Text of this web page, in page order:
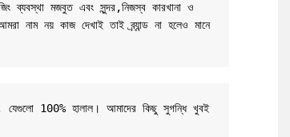
ব্যবস্থা মজবুত এবং সুন্দর,নিজস্ব কারখানা ও
নাম নয় কাজ দেখাই তাই ব্র্যান্ড না হলেও মানে
যেগুলো 100% হালাল। আমাদের কিছু সুগন্ধি খুবই